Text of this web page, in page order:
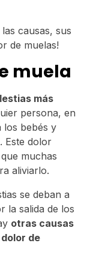
causas, sus
de muelas!
muela
más
persona, en
los bebés y
Este dolor
muchas
aliviarlo.
se deban a
la salida de los
otras causas
de